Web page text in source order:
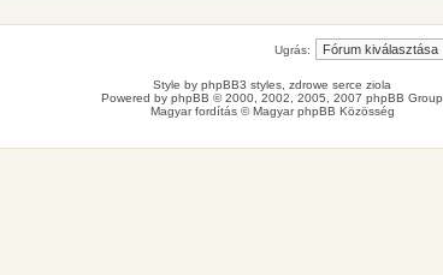
Ugrás:
Style by phpBB3 styles , zdrowe serce ziola
Powered by phpBB © 2000, 2002, 2005, 2007 phpBB Group
Magyar fordítás ©Magyar phpBB Közösség